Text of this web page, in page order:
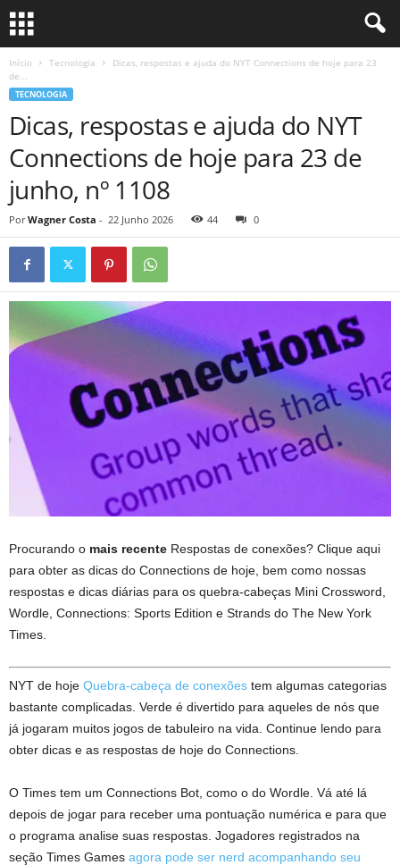
Início Tecnologia
Dicas, respostas e ajuda do NYT Connections de hoje para 23
de...
TECNOLOGIA
Dicas, respostas e ajuda do NYT
Connections de hoje para 23 de
junho, nº 1108
Por Wagner Costa - 22 Junho 2026 44 0
Procurando o mais recente Respostas de conexões? Clique aqui
para obter as dicas do Connections de hoje, bem como nossas
respostas e dicas diárias para os quebra-cabeças Mini Crossword,
Wordle, Connections: Sports Edition e Strands do The New York
Times.
NYT de hoje Quebra-cabeça de conexões tem algumas categorias
bastante complicadas. Verde é divertido para aqueles de nós que
já jogaram muitos jogos de tabuleiro na vida. Continue lendo para
obter dicas e as respostas de hoje do Connections.
O Times tem um Connections Bot, como o do Wordle. Vá até lá
depois de jogar para receber uma pontuação numérica e para que
o programa analise suas respostas. Jogadores registrados na
seção Times Games agora pode ser nerd acompanhando seu